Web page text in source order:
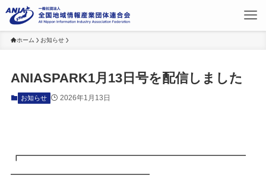
ホーム お知らせ
ANIASPARK1月13日号を配信しました
お知らせ 2026年1月13日
┏━━━━━━━━━━━━━━━━━━━━━
━━━━━━━━━━━━━